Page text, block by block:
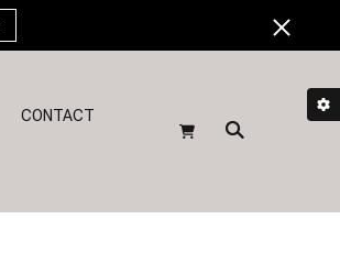
CONTACT